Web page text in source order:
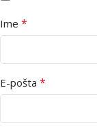
Ime *
E-pošta *